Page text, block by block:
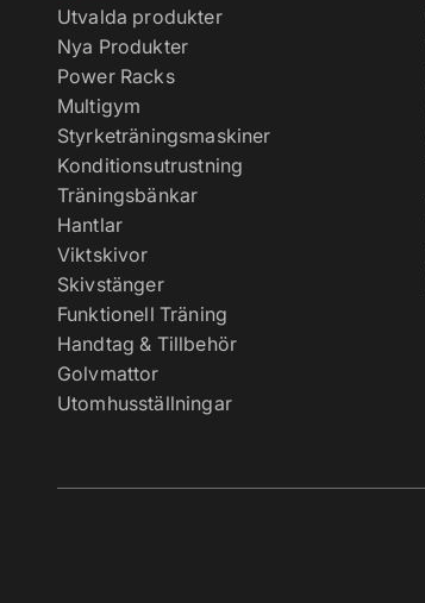
Utvalda produkter
Nya Produkter
Power Racks
Multigym
Styrketräningsmaskiner
Konditionsutrustning
Träningsbänkar
Hantlar
Viktskivor
Skivstänger
Funktionell Träning
Handtag & Tillbehör
Golvmattor
Utomhusställningar